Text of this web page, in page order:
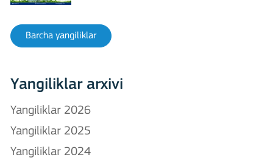
Barcha yangiliklar
Yangiliklar arxivi
Yangiliklar 2026
Yangiliklar 2025
Yangiliklar 2024